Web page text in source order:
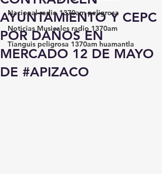
Nacional radio 1370am peligrosa
Noticias Musicales radio 1370am
Tianguis peligrosa 1370am huamantla
AYUNTAMIENTO Y CEPC
POR DAÑOS EN
MERCADO 12 DE MAYO
DE #APIZACO